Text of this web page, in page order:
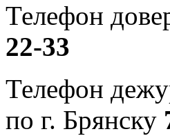
Телефон
22-33
Телефон
по г. Брянску